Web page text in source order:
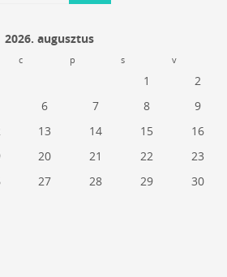
2026. augusztus
c p s v
1
2
6 7 8
9
13 14 15
16
20 21 22
23
27 28 29
30